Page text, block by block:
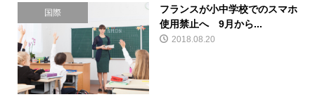
国際
フランスが小中学校でのスマホ
使用禁止へ 9月から...
2018.08.20